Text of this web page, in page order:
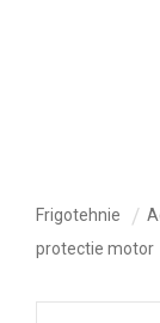
Frigotehnie
protectie motor